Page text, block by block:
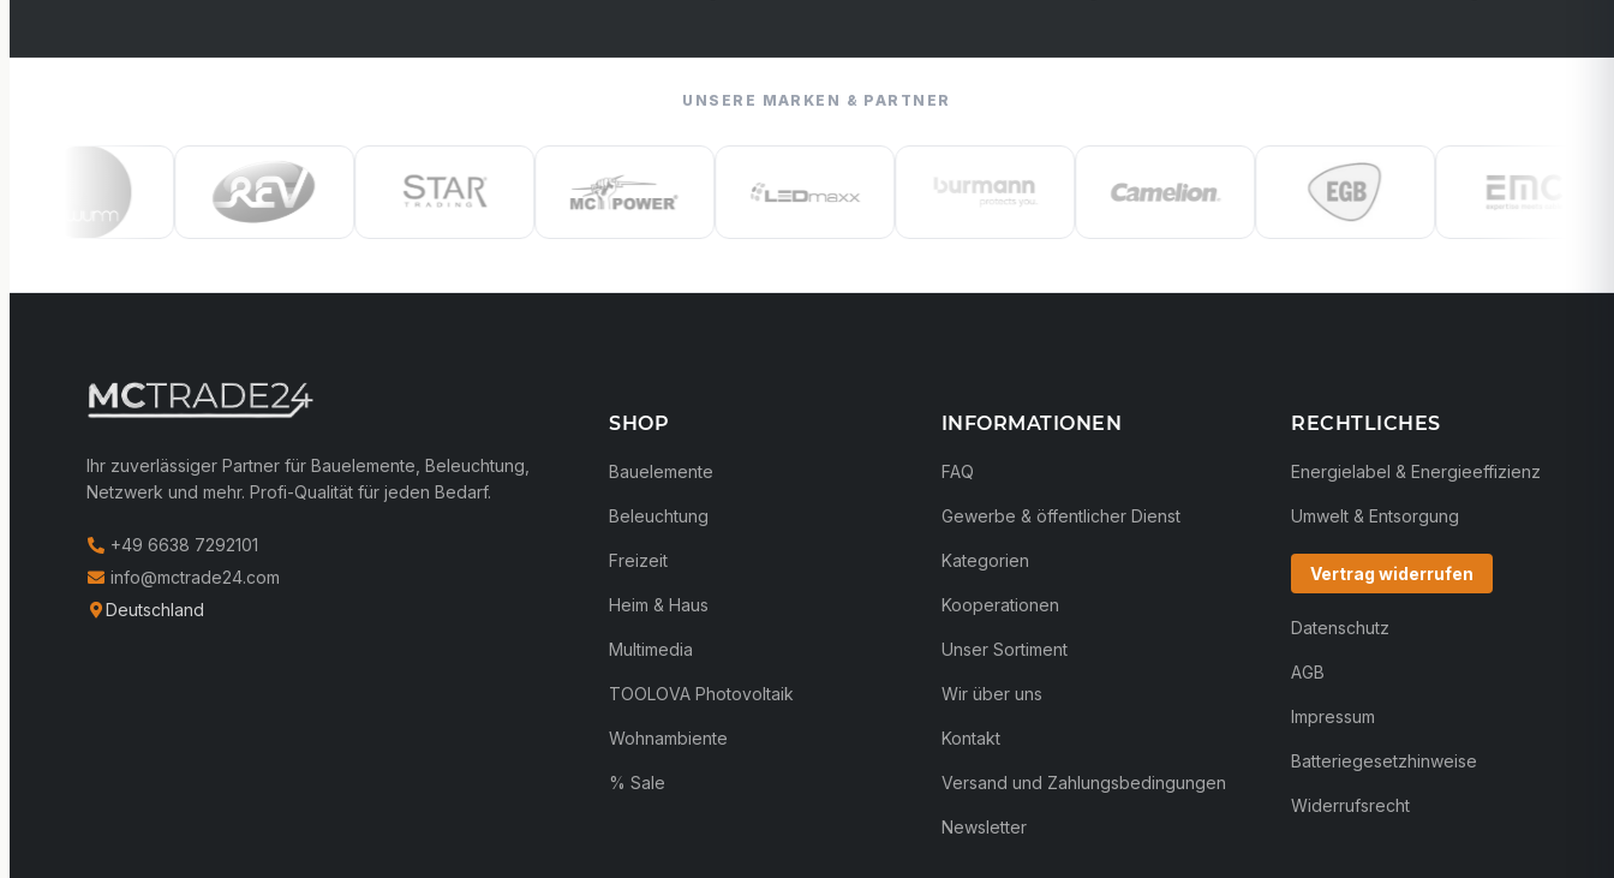
UNSERE MARKEN & PARTNER
Ihr zuverlässiger Partner für Bauelemente, Beleuchtung,
Netzwerk und mehr. Profi-Qualität für jeden Bedarf.
+49 6638 7292101
info@mctrade24.com
Deutschland
SHOP
Bauelemente
Beleuchtung
Freizeit
Heim & Haus
Multimedia
TOOLOVA Photovoltaik
Wohnambiente
% Sale
INFORMATIONEN
FAQ
Gewerbe & öffentlicher Dienst
Kategorien
Kooperationen
Unser Sortiment
Wir über uns
Kontakt
Versand und Zahlungsbedingungen
Newsletter
RECHTLICHES
Energielabel & Energieeffizienz
Umwelt & Entsorgung
Vertrag widerrufen
Datenschutz
AGB
Impressum
Batteriegesetzhinweise
Widerrufsrecht